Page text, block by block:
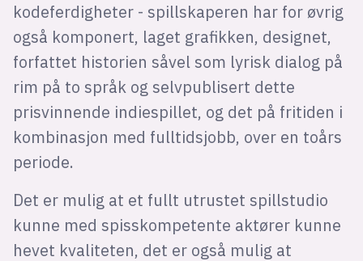
kodeferdigheter - spillskaperen har for øvrig
også komponert, laget grafikken, designet,
forfattet historien såvel som lyrisk dialog på
rim på to språk og selvpublisert dette
prisvinnende indiespillet, og det på fritiden i
kombinasjon med fulltidsjobb, over en toårs
periode.
Det er mulig at et fullt utrustet spillstudio
kunne med spisskompetente aktører kunne
hevet kvaliteten, det er også mulig at